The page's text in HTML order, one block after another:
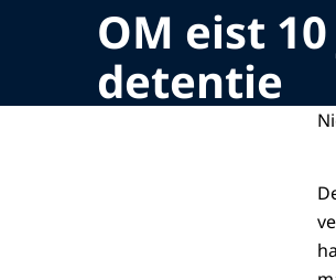
OM eist
detentie